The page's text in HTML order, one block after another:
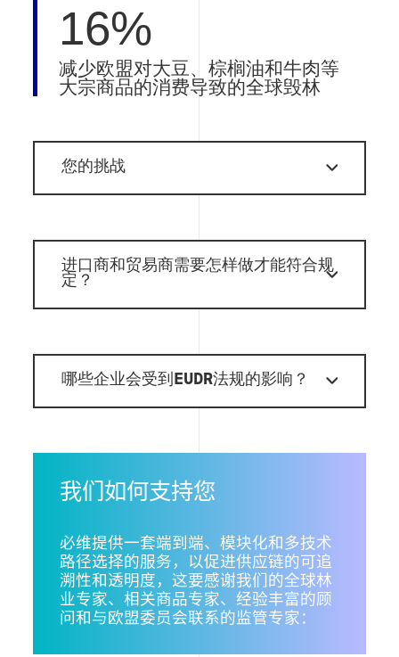
16%
减少欧盟对大豆、棕榈油和牛肉等
大宗商品的消费导致的全球毁林
您的挑战
进口商和贸易商需要怎样做才能符合规
定？
哪些企业会受到EUDR法规的影响？
我们如何支持您
必维提供一套端到端、模块化和多技术
路径选择的服务，以促进供应链的可追
溯性和透明度，这要感谢我们的全球林
业专家、相关商品专家、经验丰富的顾
问和与欧盟委员会联系的监管专家：